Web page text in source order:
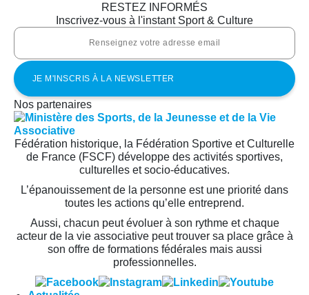
RESTEZ INFORMÉS
Inscrivez-vous à l'instant Sport & Culture
Nos partenaires
Fédération historique, la Fédération Sportive et Culturelle
de France (FSCF) développe des activités sportives,
culturelles et socio-éducatives.
L’épanouissement de la personne est une priorité dans
toutes les actions qu’elle entreprend.
Aussi, chacun peut évoluer à son rythme et chaque
acteur de la vie associative peut trouver sa place grâce à
son offre de formations fédérales mais aussi
professionnelles.